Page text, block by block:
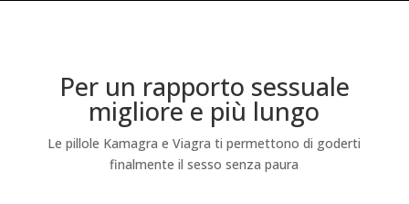
Per un rapporto sessuale
migliore e più lungo
Le pillole Kamagra e Viagra ti permettono di goderti
finalmente il sesso senza paura